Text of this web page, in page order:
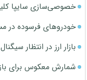
خصوصی‌سازی سایپا
خودروهای فرسوده در
بازار ارز در انتظار
شمارش معکوس برای